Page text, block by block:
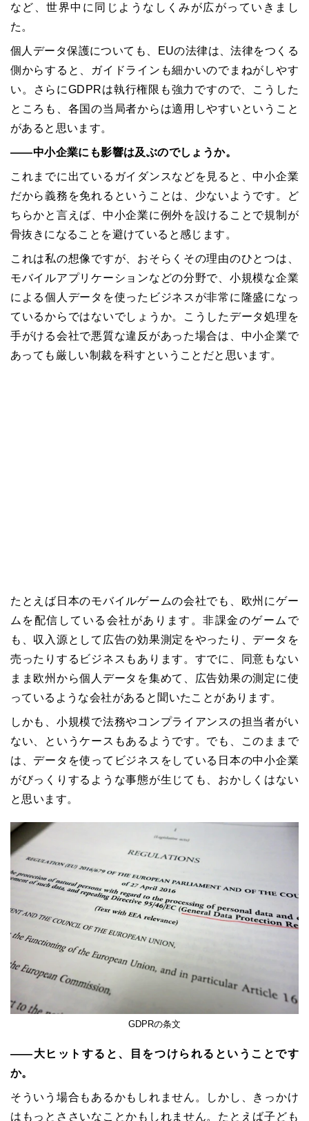
など、世界中に同じようなしくみが広がっていきまし
た。
個人データ保護についても、 EUの法律は、法律をつくる
側からすると、ガイドラインも細かいのでまねがしやす
い。さらにGDPRは執行権限も強力ですので、こうした
ところも、各国の当局者からは適用しやすいということ
があると思います。
――中小企業にも影響は及ぶのでしょうか。
これまでに出ているガイダンスなどを見ると、中小企業
だから義務を免れるということは、少ないようです。ど
ちらかと言えば、中小企業に例外を設けることで規制が
骨抜きになることを避けていると感じます。
これは私の想像ですが、おそらくその理由のひとつは、
モバイルアプリケーションなどの分野で、小規模な企業
による個人データを使ったビジネスが非常に隆盛になっ
ているからではないでしょうか。こうしたデータ処理を
手がける会社で悪質な違反があった場合は、中小企業で
あっても厳しい制裁を科すということだと思います。
たとえば日本のモバイルゲームの会社でも、欧州にゲー
ムを配信している会社があります。非課金のゲームで
も、収入源として広告の効果測定をやったり、データを
売ったりするビジネスもあります。すでに、同意もない
まま欧州から個人データを集めて、広告効果の測定に使
っているような会社があると聞いたことがあります。
しかも、小規模で法務やコンプライアンスの担当者がい
ない、というケースもあるようです。でも、このままで
は、データを使ってビジネスをしている日本の中小企業
がびっくりするような事態が生じても、おかしくはない
と思います。
GDPRの条文
――大ヒットすると、目をつけられるということです
か。
そういう場合もあるかもしれません。しかし、きっかけ
はもっとささいなことかもしれません。たとえば子ども